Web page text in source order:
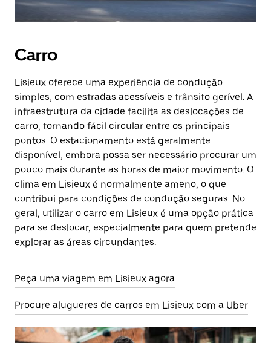
Carro
Lisieux oferece uma experiência de condução
simples, com estradas acessíveis e trânsito gerível. A
infraestrutura da cidade facilita as deslocações de
carro, tornando fácil circular entre os principais
pontos. O estacionamento está geralmente
disponível, embora possa ser necessário procurar um
pouco mais durante as horas de maior movimento. O
clima em Lisieux é normalmente ameno, o que
contribui para condições de condução seguras. No
geral, utilizar o carro em Lisieux é uma opção prática
para se deslocar, especialmente para quem pretende
explorar as áreas circundantes.
Peça uma viagem em Lisieux agora
Procure alugueres de carros em Lisieux com a Uber